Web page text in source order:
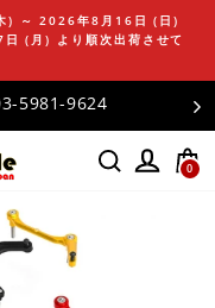
) ～ 2026年8月16日 (日)
(月) より順次出荷させて
5981-9624
0